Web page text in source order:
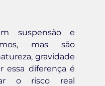
suspensão e
mas são
gravidade
essa diferença é
o risco real